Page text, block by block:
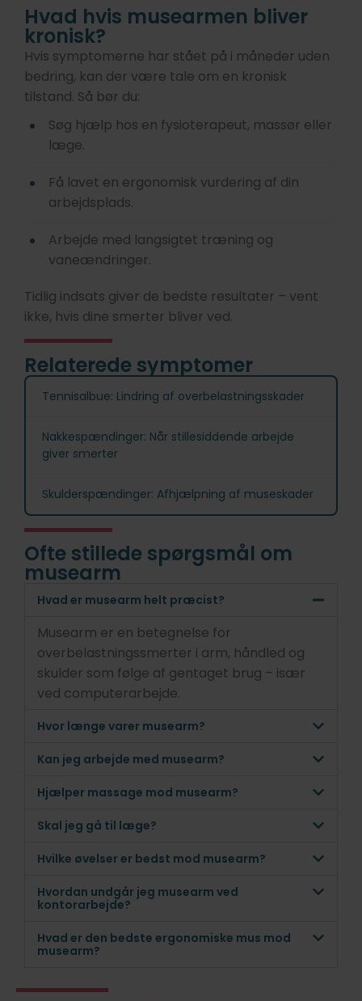
Hvad hvis musearmen bliver
kronisk?
Hvis symptomerne har stået på i måneder uden
bedring, kan der være tale om en kronisk
tilstand. Så bør du:
Søg hjælp hos en fysioterapeut, massør eller
læge.
Få lavet en ergonomisk vurdering af din
arbejdsplads.
Arbejde med langsigtet træning og
vaneændringer.
Tidlig indsats giver de bedste resultater – vent
ikke, hvis dine smerter bliver ved.
Relaterede symptomer
Tennisalbue: Lindring af overbelastningsskader
Nakkespændinger: Når stillesiddende arbejde
giver smerter
Skulderspændinger: Afhjælpning af museskader
Ofte stillede spørgsmål om
musearm
Hvad er musearm helt præcist?
Musearm er en betegnelse for
overbelastningssmerter i arm, håndled og
skulder som følge af gentaget brug – især
ved computerarbejde.
Hvor længe varer musearm?
Kan jeg arbejde med musearm?
Hjælper massage mod musearm?
Skal jeg gå til læge?
Hvilke øvelser er bedst mod musearm?
Hvordan undgår jeg musearm ved
kontorarbejde?
Hvad er den bedste ergonomiske mus mod
musearm?